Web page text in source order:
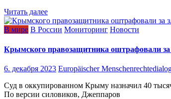
Читать далее
В мире В России Мониторинг Новости
Крымского правозащитника оштрафовали за
6. декабря 2023 Europäischer
Суд в оккупированном Крыму назначил 40
По версии силовиков, Джеппаров